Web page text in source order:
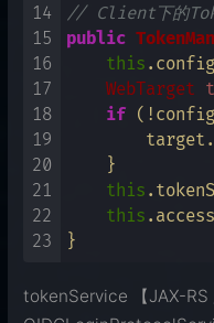
14
15
16
17
18
19
20
21
22
23
// Client下的
public
this
WebTarget
if
    }
this
this
tokenService 【JAX-RS